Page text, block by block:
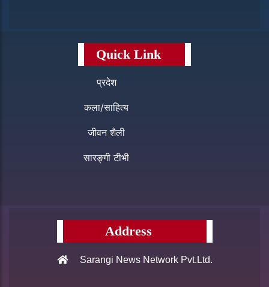
Quick Link
प्रदेश
कला/साहित्य
जीवन शैली
सारङ्गी टीभी
Address
Sarangi News Network Pvt.Ltd.